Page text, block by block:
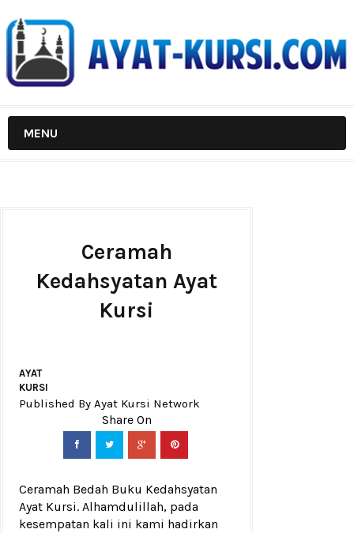
MENU
Ceramah
Kedahsyatan Ayat
Kursi
AYAT
KURSI
Published By Ayat Kursi Network
Ceramah Bedah Buku Kedahsyatan
Ayat Kursi. Alhamdulillah, pada
kesempatan kali ini kami hadirkan